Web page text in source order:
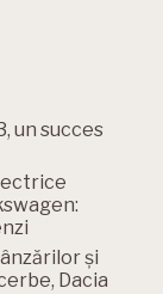
un succes
și
Dacia